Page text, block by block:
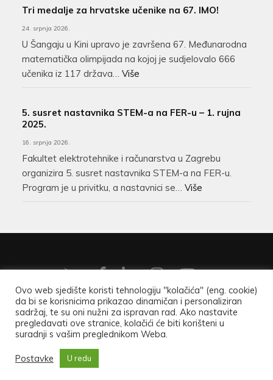
Tri medalje za hrvatske učenike na 67. IMO!
24. srpnja 2026.
U Šangaju u Kini upravo je završena 67. Međunarodna
matematička olimpijada na kojoj je sudjelovalo 666
učenika iz 117 država… Više
5. susret nastavnika STEM-a na FER-u – 1. rujna
2025.
16. srpnja 2026.
Fakultet elektrotehnike i računarstva u Zagrebu
organizira 5. susret nastavnika STEM-a na FER-u.
Program je u privitku, a nastavnici se… Više
Copyright ©2026Hrvatsko matematičko društvo. Opći
podaci.
University Zone | Developed By
WordPress
Ovo web sjedište koristi tehnologiju "kolačića" (eng. cookie)
da bi se korisnicima prikazao dinamičan i personaliziran
sadržaj, te su oni nužni za ispravan rad. Ako nastavite
pregledavati ove stranice, kolačići će biti korišteni u
suradnji s vašim preglednikom Weba.
Postavke U redu